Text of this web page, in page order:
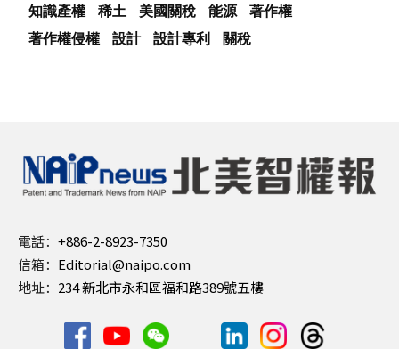
知識產權
稀土 美國關稅 能源
著作權
著作權侵權
設計 設計專利 關稅
電話： +886-2-8923-7350
信箱： Editorial@naipo.com
地址： 234 新北市永和區福和路389號五樓